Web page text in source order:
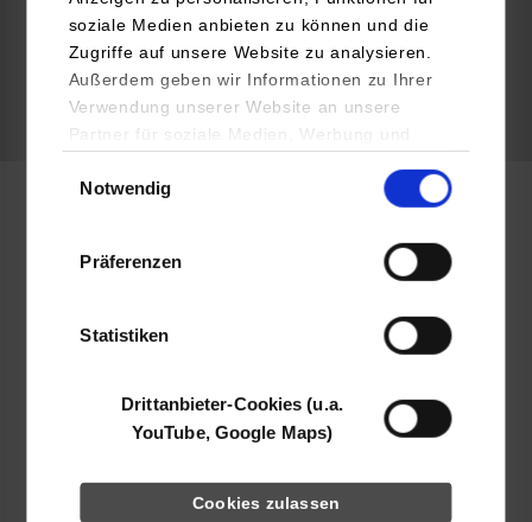
soziale Medien anbieten zu können und die
Zugriffe auf unsere Website zu analysieren.
Außerdem geben wir Informationen zu Ihrer
Verwendung unserer Website an unsere
Partner für soziale Medien, Werbung und
YouTube, Google Maps) führen diese
Daten zusammen, die Sie ihnen bereitgestellt
haben oder die sie im Rahmen Ihrer Nutzung
Notwendig
Präferenzen
Statistiken
Drittanbieter-Cookies (u.a.
YouTube, Google Maps)
Cookies zulassen
Herrenberger Straße 130
www.keysight.de
+49 7031 4646217
ausbildung@keysight.com